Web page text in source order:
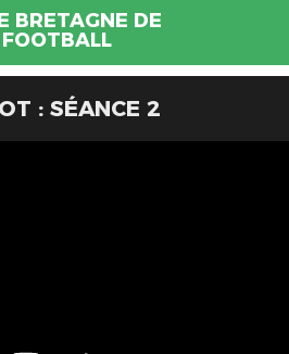
BRETAGNE DE
FOOTBALL
: SÉANCE 2